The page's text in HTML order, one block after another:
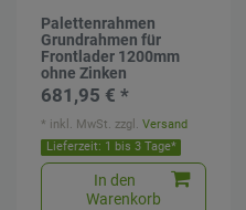
Palettenrahmen
Grundrahmen für
Frontlader 1200mm
ohne Zinken
681,95 € *
Lieferzeit: 1 bis 3 Tage*
In den
Warenkorb
* inkl. MwSt. zzgl.Versand